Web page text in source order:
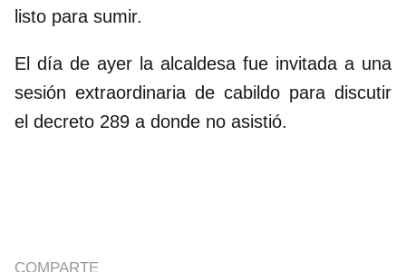
listo para sumir.
El día de ayer la alcaldesa fue invitada a una
sesión extraordinaria de cabildo para discutir
el decreto 289 a donde no asistió.
COMPARTE